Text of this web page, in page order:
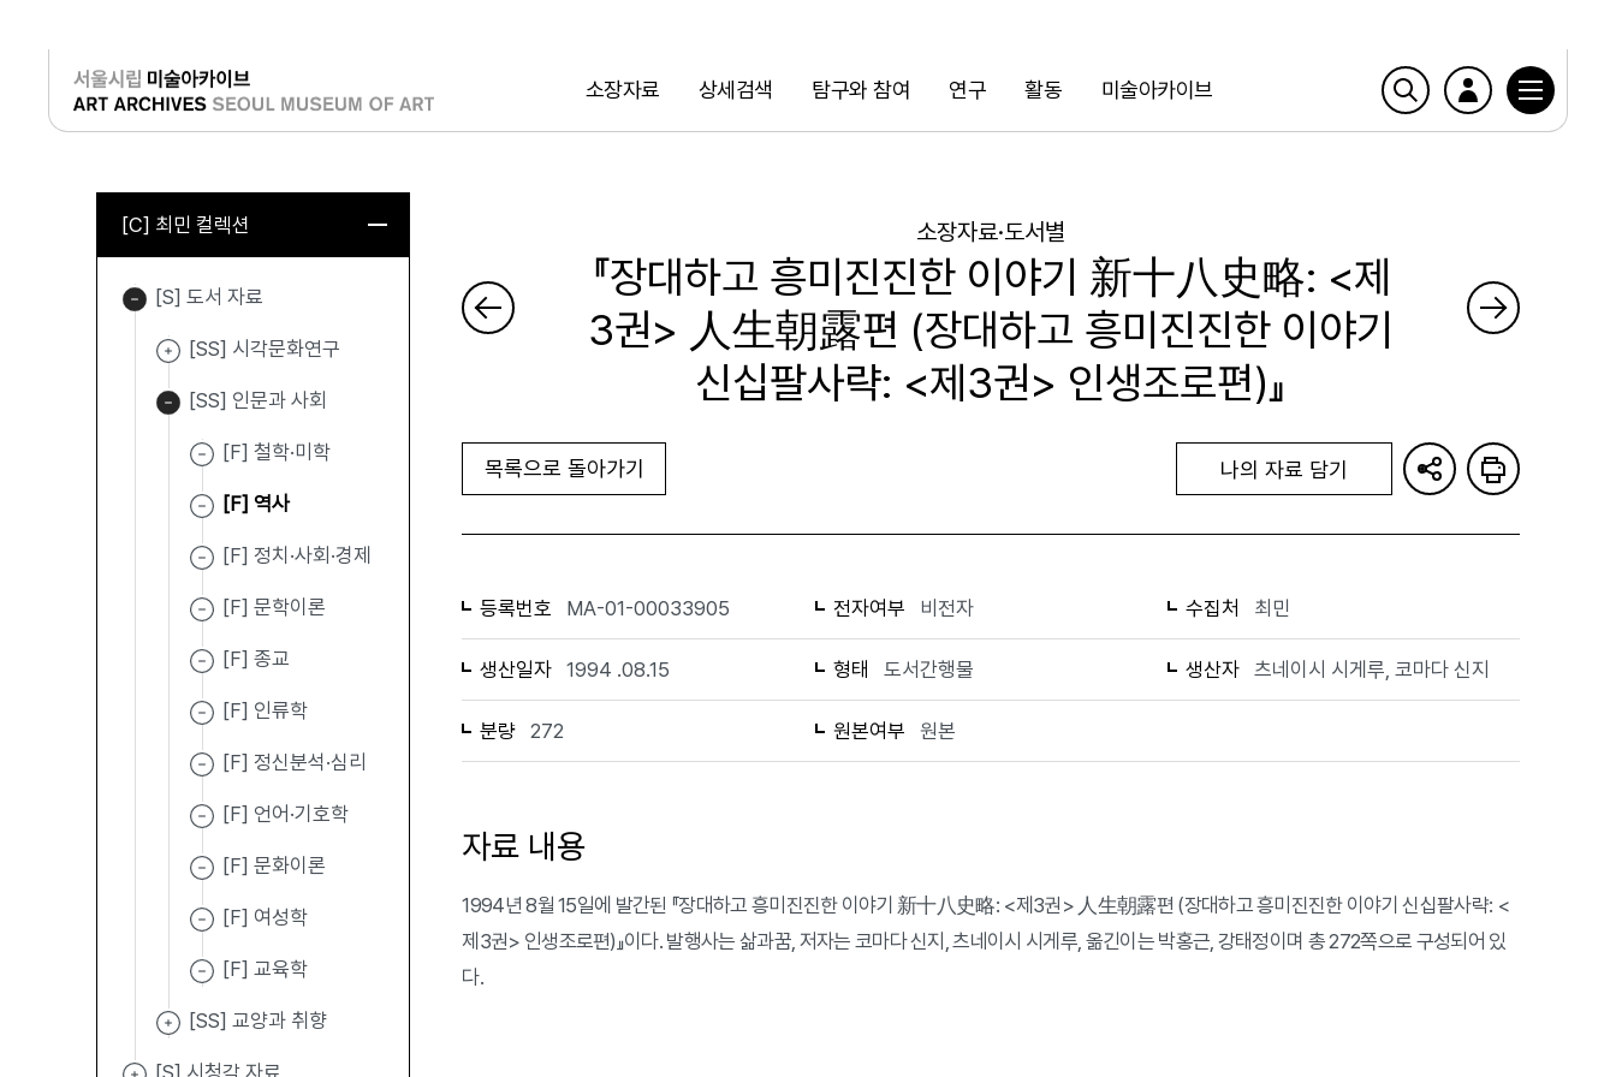
소장자료 상세검색 탐구와 참여 연구 활동 미술아카이브
검색
로그인
[C] 최민 컬렉션
[S] 도서 자료
[SS] 시각문화연구
[SS] 인문과 사회
[F] 철학·미학
[F] 역사
[F] 정치·사회·경제
[F] 문학이론
[F] 종교
[F] 인류학
[F] 정신분석·심리
[F] 언어·기호학
[F] 문화이론
[F] 여성학
[F] 교육학
[SS] 교양과 취향
[S] 시청각 자료
소장자료·도서별
『장대하고 흥미진진한 이야기 新十八史略: <제
3권> 人生朝露편 (장대하고 흥미진진한 이야기
신십팔사략: <제3권> 인생조로편)』
목록으로 돌아가기 나의 자료 담기
등록번호 MA-01-00033905 전자여부 비전자 수집처 최민
생산일자 1994 .08.15 형태 도서간행물 생산자 츠네이시 시게루, 코마다 신지
분량 272 원본여부 원본
자료 내용
1994년 8월 15일에 발간된 『장대하고 흥미진진한 이야기 新十八史略: <제3권> 人生朝露편 (장대하고 흥미진진한 이야기 신십팔사략: <
제3권> 인생조로편)』이다. 발행사는 삶과꿈, 저자는 코마다 신지, 츠네이시 시게루, 옮긴이는 박홍근, 강태정이며 총 272쪽으로 구성되어 있
다.